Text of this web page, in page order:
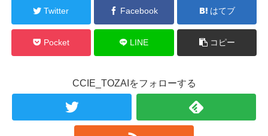
Twitter Facebook はてブ
Pocket LINE コピー
CCIE_TOZAIをフォローする